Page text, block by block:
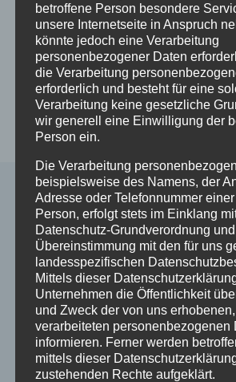
Beitragsnavigation
ZURÜCK
Schöne Weihnachten
und einen guten
Rutsch ins neue Jahr
Ähnliche Beiträge
betroffene Person besondere
unsere Internetseite in Anspruch
könnte jedoch eine Verarbeitung
personenbezogener Daten
die Verarbeitung
erforderlich und besteht für eine
Verarbeitung keine gesetzliche
wir generell eine Einwilligung der
Person ein.
Die Verarbeitung
beispielsweise des Namens, der
Adresse oder Telefonnummer
Person, erfolgt stets im Einklang
Datenschutz-Grundverordnung
Übereinstimmung mit den für uns
landesspezifischen
Mittels dieser
Unternehmen die Öffentlichkeit
und Zweck der von uns
verarbeiteten personenbezogenen
informieren. Ferner werden
mittels dieser
zustehenden Rechte aufgeklärt.